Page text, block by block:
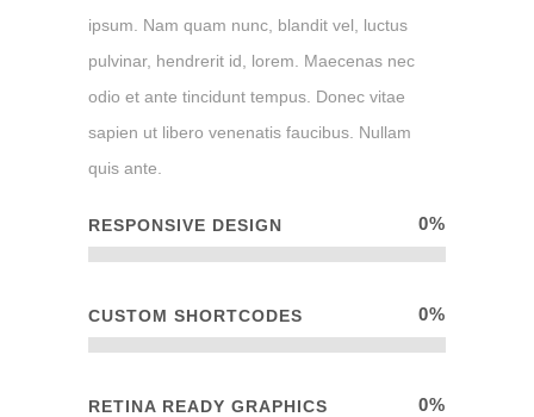
ipsum. Nam quam nunc, blandit vel, luctus
pulvinar, hendrerit id, lorem. Maecenas nec
odio et ante tincidunt tempus. Donec vitae
sapien ut libero venenatis faucibus. Nullam
quis ante.
RESPONSIVE DESIGN 0%
CUSTOM SHORTCODES 0%
RETINA READY GRAPHICS 0%